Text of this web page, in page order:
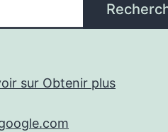
sur Obtenir plus